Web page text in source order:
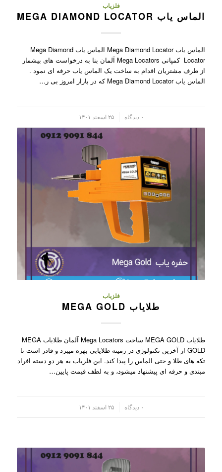
فلزیاب
الماس یاب MEGA DIAMOND LOCATOR
الماس یاب Mega Diamond Locator الماس یاب Mega Diamond
Locator کمپانی Mega Locators آلمان بنا به درخواست های بیشمار
از طرف مشتریان اقدام به ساخت یک الماس یاب حرفه ای نمود .
الماس یاب Mega Diamond Locator که در بازار امروز بی ر…
۰ دیدگاه ۲۵ اسفند ۱۴۰۱
فلزیاب
طلایاب MEGA GOLD
طلایاب MEGA GOLD ساخت Mega Locators آلمان طلایاب MEGA
GOLD از آخرین تکنولوژی در زمینه طلایابی بهره میبرد و قادر است تا
تکه های طلا و حتی الماس را پیدا کند. این فلزیاب به هر دو دسته افراد
مبتدی و حرفه ای پیشنهاد میشود، و به لطف قیمت پایین…
۰ دیدگاه ۲۵ اسفند ۱۴۰۱